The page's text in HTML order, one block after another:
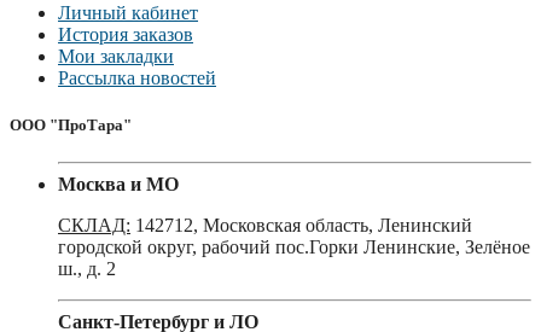
Личный кабинет
История заказов
Мои закладки
Рассылка новостей
ООО "ПроТара"
Москва и МО
СКЛАД: 142712, Московская область, Ленинский
городской округ, рабочий пос.Горки Ленинские, Зелёное
ш., д. 2
Санкт-Петербург и ЛО